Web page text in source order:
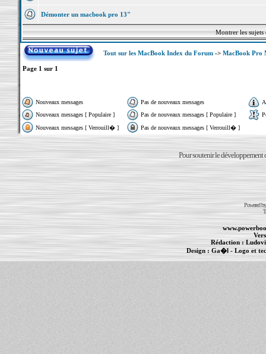
Démonter un macbook pro 13"
Montrer les
Tout sur les MacBook Index du Forum-> MacBook Pro
Page 1 sur 1
Nouveaux messages Pas de nouveaux messages
Nouveaux messages [ Populaire ]
Pas de nouveaux messages [ Populaire ]
Nouveaux messages [ Verrouill� ]
Pas de nouveaux messages [ Verrouill� ]
Pour soutenir le développement
Powered
Rédaction :
Design :Ga�l- Logo et